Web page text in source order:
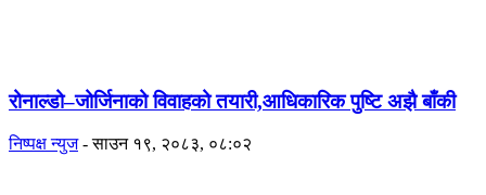
रोनाल्डो–जोर्जिनाको विवाहको तयारी,आधिकारिक पुष्टि अझै बाँकी
निष्पक्ष न्युज - साउन १९, २०८३, ०८:०२